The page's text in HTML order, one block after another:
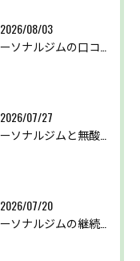
2026/08/03
2026/07/27
2026/07/20